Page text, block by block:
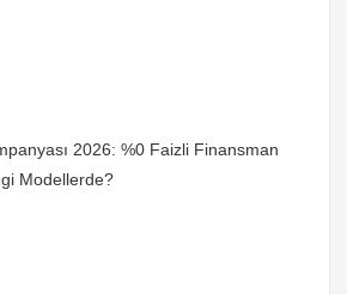
2026: %0 Faizli Finansman
Modellerde?